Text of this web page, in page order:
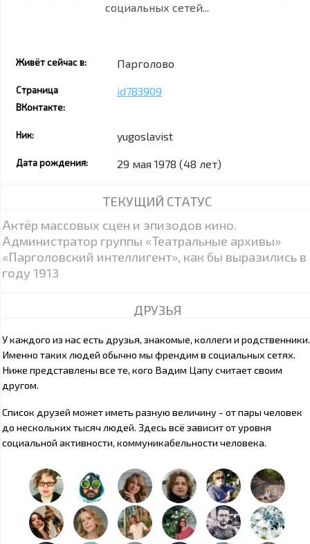
социальных сетей...
Живёт сейчас в: Парголово
Страница
ВКонтакте:
id783909
Ник: yugoslavist
Дата рождения: 29 мая 1978 (48 лет)
ТЕКУЩИЙ СТАТУС
Актёр массовых сцен и эпизодов кино.
Администратор группы «Театральные архивы»
«Парголовский интеллигент», как бы выразились в
году 1913
ДРУЗЬЯ
У каждого из нас есть друзья, знакомые, коллеги и родственники.
Именно таких людей обычно мы френдим в социальных сетях.
Ниже представлены все те, кого Вадим Цапу считает своим
другом.
Список друзей может иметь разную величину - от пары человек
до нескольких тысяч людей. Здесь всё зависит от уровня
социальной активности, коммуникабельности человека.